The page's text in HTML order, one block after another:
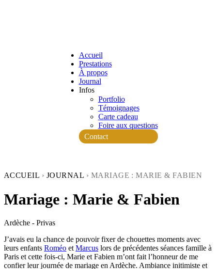
Accueil
Prestations
À propos
Journal
Infos
Portfolio
Témoignages
Carte cadeau
Foire aux questions
Contact
ACCUEIL › JOURNAL › MARIAGE : MARIE & FABIEN
Mariage : Marie & Fabien
Ardèche - Privas
J’avais eu la chance de pouvoir fixer de chouettes moments avec
leurs enfants Roméo et Marcus lors de précédentes séances famille à
Paris et cette fois-ci, Marie et Fabien m’ont fait l’honneur de me
confier leur journée de mariage en Ardèche. Ambiance initimiste et